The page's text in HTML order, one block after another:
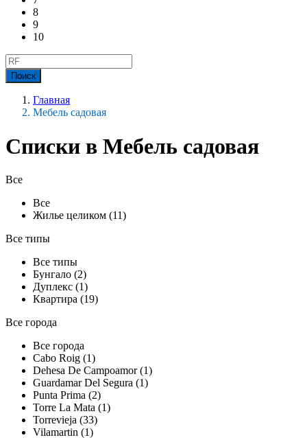
8
9
10
Главная
Мебель садовая
Списки в Мебель садовая
Все
Все
Жилье целиком (11)
Все типы
Все типы
Бунгало (2)
Дуплекс (1)
Квартира (19)
Все города
Все города
Cabo Roig (1)
Dehesa De Campoamor (1)
Guardamar Del Segura (1)
Punta Prima (2)
Torre La Mata (1)
Torrevieja (33)
Vilamartin (1)